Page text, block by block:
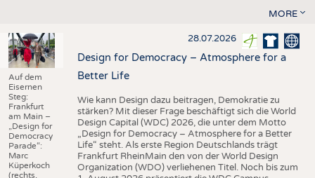
MORE
Auf dem
Eisernen
Steg:
Frankfurt
am Main –
„Design for
Democracy
Parade“:
Marc
Küperkoch
(rechts,
28.07.2026
Design for Democracy – Atmosphere for a
Better Life
Wie kann Design dazu beitragen, Demokratie zu
stärken? Mit dieser Frage beschäftigt sich die World
Design Capital (WDC) 2026, die unter dem Motto
„Design for Democracy – Atmosphere for a Better
Life“ steht. Als erste Region Deutschlands trägt
Frankfurt RheinMain den von der World Design
Organization (WDO) verliehenen Titel. Noch bis zum